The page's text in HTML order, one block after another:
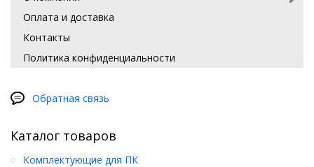
Оплата и доставка
Контакты
Политика конфиденциальности
Обратная связь
Каталог товаров
Комплектующие для ПК